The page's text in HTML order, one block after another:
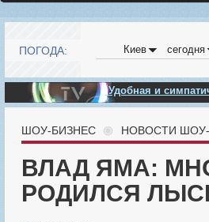
ПОГОДА: Киев сегодня
Удобная и
ШОУ-БИЗНЕС НОВОСТИ
ВЛАД ЯМА:
РОДИЛСЯ